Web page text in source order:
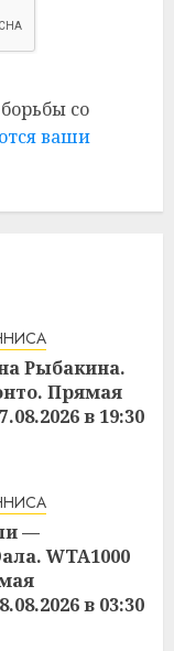
со
ваши
Рыбакина.
Прямая
в 19:30
—
WTA1000
в 03:30